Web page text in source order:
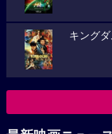
キング